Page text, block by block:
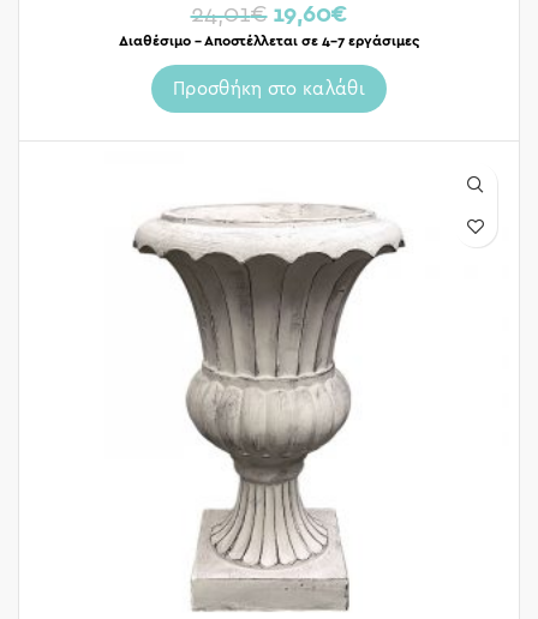
24,01€ 19,60€
Διαθέσιμο – Αποστέλλεται σε 4-7 εργάσιμες
Προσθήκη στο καλάθι